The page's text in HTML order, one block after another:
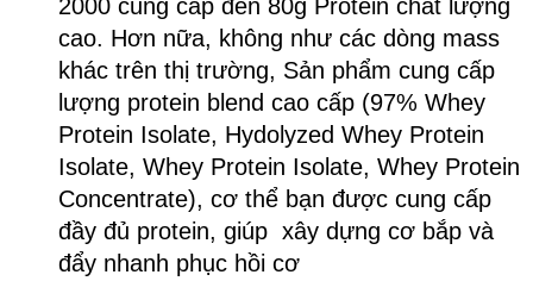
2000 cung cấp đến 80g Protein chất lượng
cao. Hơn nữa, không như các dòng mass
khác trên thị trường, Sản phẩm cung cấp
lượng protein blend cao cấp (97% Whey
Protein Isolate, Hydolyzed Whey Protein
Isolate, Whey Protein Isolate, Whey Protein
Concentrate), cơ thể bạn được cung cấp
đầy đủ protein, giúp xây dựng cơ bắp và
đẩy nhanh phục hồi cơ